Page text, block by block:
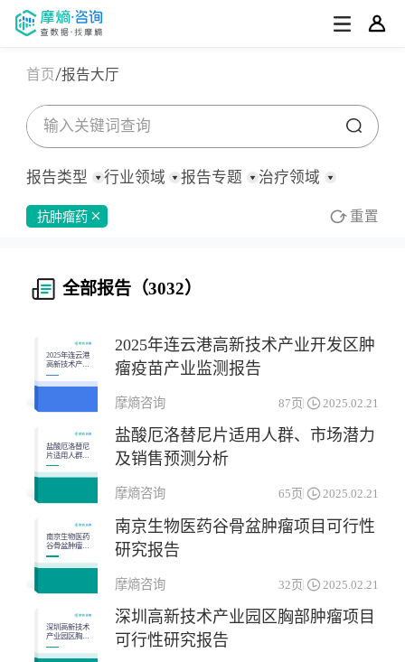
首页 报告大厅
报告类型 行业领域 报告专题 治疗领域
全部
定制化报告
全部
医疗器械
全部
集采分析
投融资
立项评估
技术平台研究
全部
财报
全部
其他
心血管系统药物
感觉系统药物
免疫机能调节药物
杂类
生殖泌尿系统和性激素类药物
神经系统药物
系统用抗感染药物
肌肉-骨骼系统药物
血液和造血系统药物
抗肿瘤药 重置
全部报告（3032）
2025年连云港
高新技术产业
开发区肿瘤疫
苗产业监测报
2025年连云港高新技术产业开发区肿
瘤疫苗产业监测报告
摩熵咨询 87页 2025.02.21
盐酸厄洛替尼
片适用人群、
市场潜力及销
售预测分析
盐酸厄洛替尼片适用人群、市场潜力
及销售预测分析
摩熵咨询 65页 2025.02.21
南京生物医药
谷骨盆肿瘤项
目可行性研究
报告
南京生物医药谷骨盆肿瘤项目可行性
研究报告
摩熵咨询 32页 2025.02.21
深圳高新技术
产业园区胸部
肿瘤项目可行
性研究报告
深圳高新技术产业园区胸部肿瘤项目
可行性研究报告